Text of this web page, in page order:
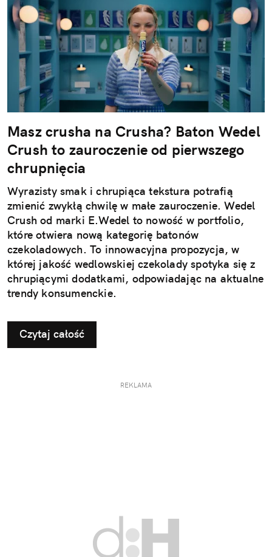
Masz crusha na Crusha? Baton Wedel
Crush to zauroczenie od pierwszego
chrupnięcia
Wyrazisty smak i chrupiąca tekstura potrafią
zmienić zwykłą chwilę w małe zauroczenie. Wedel
Crush od marki E.Wedel to nowość w portfolio,
które otwiera nową kategorię batonów
czekoladowych. To innowacyjna propozycja, w
której jakość wedlowskiej czekolady spotyka się z
chrupiącymi dodatkami, odpowiadając na aktualne
trendy konsumenckie.
Czytaj całość
REKLAMA